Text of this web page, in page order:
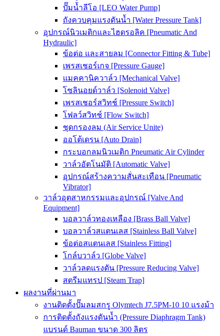
ปั๊มน้ำลีโอ [LEO Water Pump]
ถังควบคุมแรงดันน้ำ [Water Pressure Tank]
อุปกรณ์นิวเมติกและไฮดรอลิค [Pneumatic And
Hydraulic]
ข้อต่อ และสายลม [Connector Fitting & Tube]
เพรสเชอร์เกจ [Pressure Gauge]
แมคคานิควาล์ว [Mechanical Valve]
โซลินอยด์วาล์ว [Solenoid Valve]
เพรสเชอร์สวิทช์ [Pressure Switch]
โฟลว์สวิทช์ [Flow Switch]
ชุดกรองลม (Air Service Unite)
ออโต้เดรน [Auto Drain]
กระบอกลมนิวเมติก Pneumatic Air Cylinder
วาล์วอัตโนมัติ [Automatic Valve]
อุปกรณ์สร้างความสั่นสะเทือน [Pneumatic
Vibrator]
วาล์วอุตสาหกรรมและอุปกรณ์ [Valve And
Equipment]
บอลวาล์วทองเหลือง [Brass Ball Valve]
บอลวาล์วสแตนเลส [Stainless Ball Valve]
ข้อต่อสแตนเลส [Stainless Fitting]
โกล์บวาล์ว [Globe Valve]
วาล์วลดแรงดัน [Pressure Reducing Valve]
สตรีมแทรป [Steam Trap]
ผลงานที่ผ่านมา
งานติดตั้งปั๊มลมสกรู Olymtech J7.5PM-10 10 แรงม้า
การติดตั้งถังแรงดันน้ำ (Pressure Diaphragm Tank)
แบรนด์ Bauman ขนาด 300 ลิตร